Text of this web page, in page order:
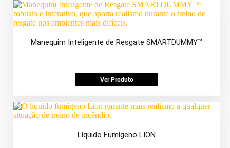
Manequim Inteligente de Resgate SMARTDUMMY™
Ver Produto
Líquido Fumígeno LION